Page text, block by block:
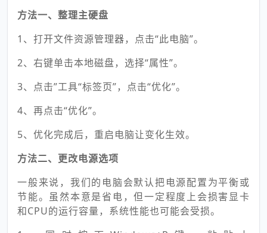
方法一、整理主硬盘
1、打开文件资源管理器，点击“此电脑”。
2、右键单击本地磁盘，选择“属性”。
3、点击”工具“标签页”，点击“优化”。
4、再点击“优化”。
5、优化完成后，重启电脑让变化生效。
方法二、更改电源选项
一般来说，我们的电脑会默认把电源配置为平衡或
节能。虽然本意是省电，但一定程度上会损害显卡
和CPU的运行容量，系统性能也可能会受损。